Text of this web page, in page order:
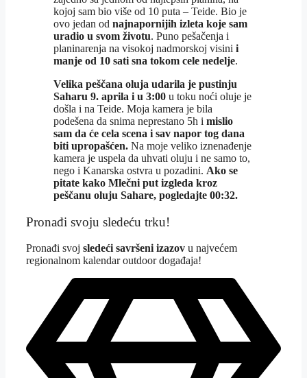
kojoj sam bio više od 10 puta – Teide. Bio je
ovo jedan od najnapornijih izleta koje sam
uradio u svom životu. Puno pešačenja i
planinarenja na visokoj nadmorskoj visini i
manje od 10 sati sna tokom cele nedelje.
Velika peščana oluja udarila je pustinju
Saharu 9. aprila i u 3:00 u toku noći oluje je
došla i na Teide. Moja kamera je bila
podešena da snima neprestano 5h i mislio
sam da će cela scena i sav napor tog dana
biti upropašćen. Na moje veliko iznenađenje
kamera je uspela da uhvati oluju i ne samo to,
nego i Kanarska ostvra u pozadini. Ako se
pitate kako Mlečni put izgleda kroz
peščanu oluju Sahare, pogledajte 00:32.
Pronađi svoju sledeću trku!
Pronađi svoj sledeći savršeni izazov u najvećem
regionalnom kalendar outdoor događaja!